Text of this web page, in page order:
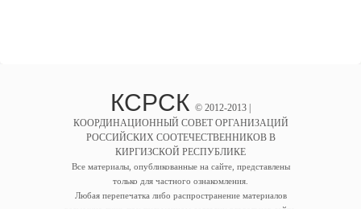
КСРСК © 2012-2013 |
КООРДИНАЦИОННЫЙ СОВЕТ ОРГАНИЗАЦИЙ
РОССИЙСКИХ СООТЕЧЕСТВЕННИКОВ В
КИРГИЗСКОЙ РЕСПУБЛИКЕ
Все материалы, опубликованные на сайте, представлены
только для частного ознакомления.
Любая перепечатка либо распространение материалов